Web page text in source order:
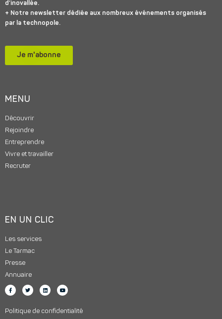
d’inovallée.
+ Notre newsletter dédiée aux nombreux événements organisés
par la technopole.
Je m'abonne
MENU
Découvrir
Rejoindre
Entreprendre
Vivre et travailler
Recruter
EN UN CLIC
Les services
Le Tarmac
Presse
Annuaire
Politique de confidentialité